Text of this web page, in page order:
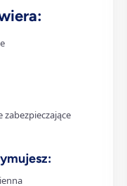
zabezpieczające